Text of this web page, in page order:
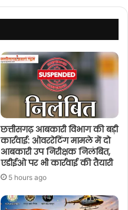
छत्तीसगढ़ आबकारी विभाग की बड़ी
कार्रवाई: ओवररेटिंग मामले में दो
आबकारी उप निरीक्षक निलंबित,
एडीईओ पर भी कार्रवाई की तैयारी
5 hours ago